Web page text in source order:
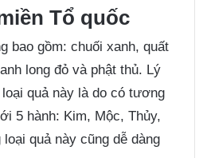
Tổ quốc
bao gồm: chuối xanh, quất
long đỏ và phật thủ. Lý
quả này là do có tương
5 hành: Kim, Mộc, Thủy,
loại quả này cũng dễ dàng